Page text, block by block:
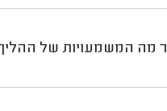
מה המשמעויות של ההליך